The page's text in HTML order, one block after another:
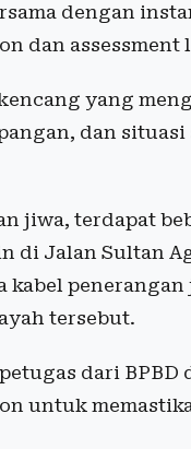
dengan
dan assessment
yang
dan situasi
jiwa, terdapat
di Jalan Sultan
penerangan
tersebut.
dari BPBD
untuk